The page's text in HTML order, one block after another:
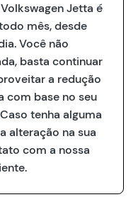
Jetta é
mês, desde
Você não
basta continuar
a redução
com base no seu
tenha alguma
alteração na sua
com a nossa